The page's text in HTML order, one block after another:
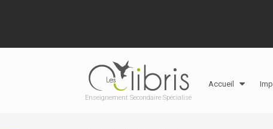
Enseignement Secondaire Spécialisé
Accueil